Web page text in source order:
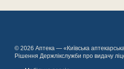
© 2026 Аптека — «Київська
Рішення Держлікслужби про видачу